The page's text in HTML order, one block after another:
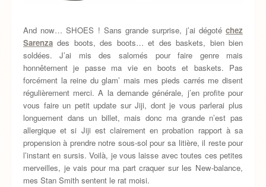
And now… SHOES ! Sans grande surprise, j’ai dégotéchez
Sarenza des boots, des boots… et des baskets, bien bien
soldées. J’ai mis des salomés pour faire genre mais
honnêtement je passe ma vie en boots et baskets. Pas
forcément la reine du glam’ mais mes pieds carrés me disent
régulièrement merci. A la demande générale, j’en profite pour
vous faire un petit update sur Jiji, dont je vous parlerai plus
longuement dans un billet, mais donc ma grande n’est pas
allergique et si Jiji est clairement en probation rapport à sa
propension à prendre notre sous-sol pour sa litière, il reste pour
l’instant en sursis. Voilà, je vous laisse avec toutes ces petites
merveilles, je vais pour ma part craquer sur les New-balance,
mes Stan Smith sentent le rat moisi.